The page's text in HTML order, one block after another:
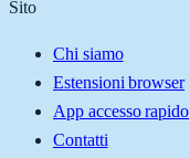
Sito
Chi siamo
Estensioni browser
App accesso rapido
Contatti